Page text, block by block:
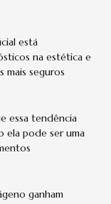
está
na estética e
seguros
essa tendência
ela pode ser uma
ganham